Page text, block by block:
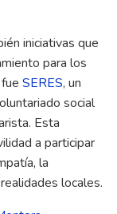
iniciativas que
para los
SERES, un
social
Esta
a participar
la
locales.